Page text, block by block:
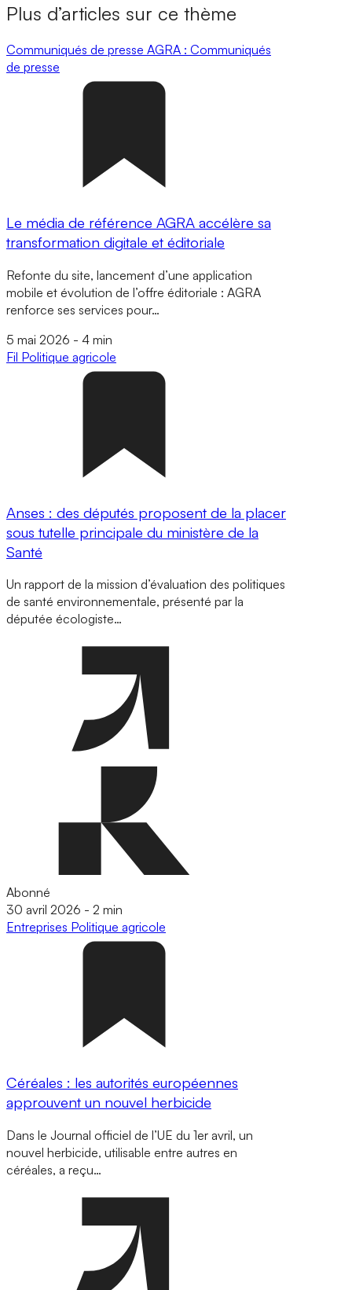
Plus d’articles sur ce thème
Communiqués de presse AGRA : Communiqués
de presse
Le média de référence AGRA accélère sa
transformation digitale et éditoriale
Refonte du site, lancement d’une application
mobile et évolution de l’offre éditoriale : AGRA
renforce ses services pour…
5 mai 2026 - 4 min
Fil Politique agricole
Anses : des députés proposent de la placer
sous tutelle principale du ministère de la
Santé
Un rapport de la mission d’évaluation des politiques
de santé environnementale, présenté par la
députée écologiste…
Abonné
30 avril 2026 - 2 min
Entreprises Politique agricole
Céréales : les autorités européennes
approuvent un nouvel herbicide
Dans le Journal officiel de l’UE du 1er avril, un
nouvel herbicide, utilisable entre autres en
céréales, a reçu…